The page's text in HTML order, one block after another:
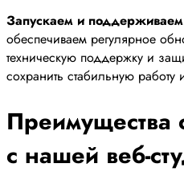
Запускаем и
обеспечиваем регулярное
техническую поддержку и
сохранить стабильную работу
Преимущества
с нашей веб-